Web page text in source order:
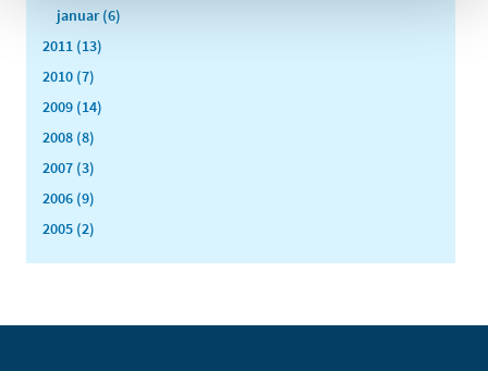
januar (6)
2011 (13)
2010 (7)
2009 (14)
2008 (8)
2007 (3)
2006 (9)
2005 (2)